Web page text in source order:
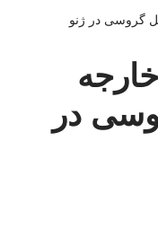
گروسی در ژنو
در